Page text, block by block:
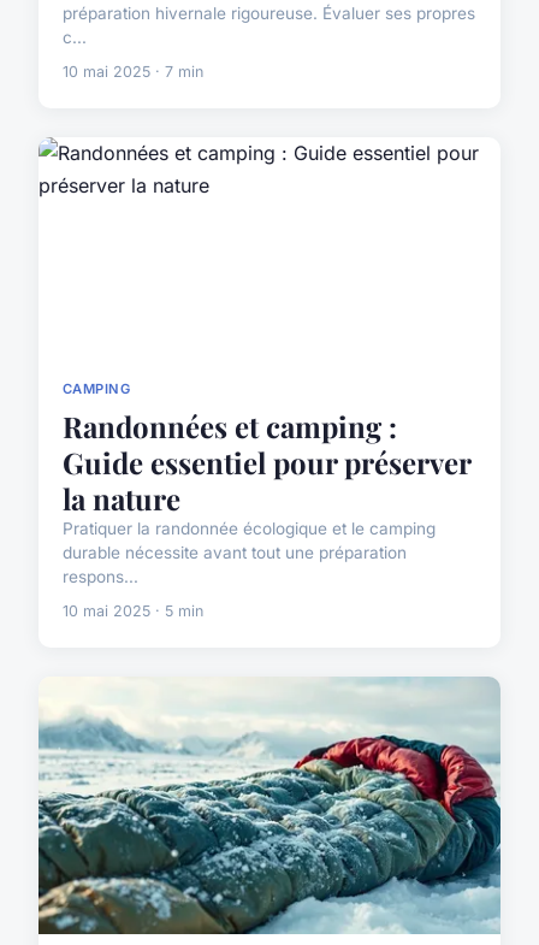
préparation hivernale rigoureuse. Évaluer ses propres
c...
10 mai 2025 · 7 min
CAMPING
Randonnées et camping :
Guide essentiel pour préserver
la nature
Pratiquer la randonnée écologique et le camping
durable nécessite avant tout une préparation
respons...
10 mai 2025 · 5 min